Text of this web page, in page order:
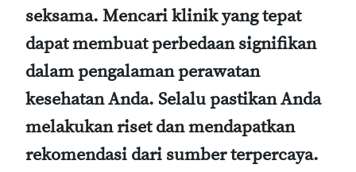
seksama. Mencari klinik yang tepat
dapat membuat perbedaan signifikan
dalam pengalaman perawatan
kesehatan Anda. Selalu pastikan Anda
melakukan riset dan mendapatkan
rekomendasi dari sumber terpercaya.